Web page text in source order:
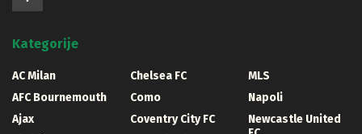
Kategorije
AC Milan
AFC Bournemouth
Ajax
Chelsea FC
Como
Coventry City FC
MLS
Napoli
Newcastle United